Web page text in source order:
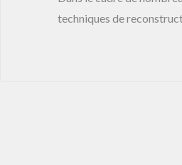
techniques de